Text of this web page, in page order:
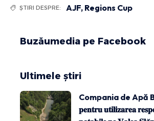
ȘTIRI DESPRE: AJF, Regions Cup
Buzăumedia pe Facebook
Ultimele știri
Compania de Apă
𝐩𝐞𝐧𝐭𝐫𝐮 𝐮𝐭𝐢𝐥𝐢𝐳𝐚𝐫𝐞𝐚